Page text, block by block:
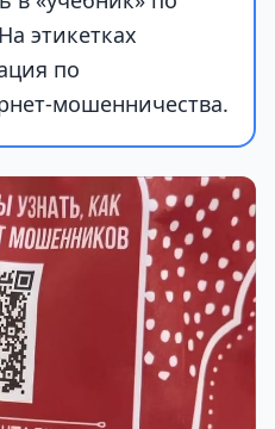
этикетках
по
мошенничества.